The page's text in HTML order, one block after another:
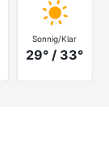
Sonnig/Klar
29° / 33°